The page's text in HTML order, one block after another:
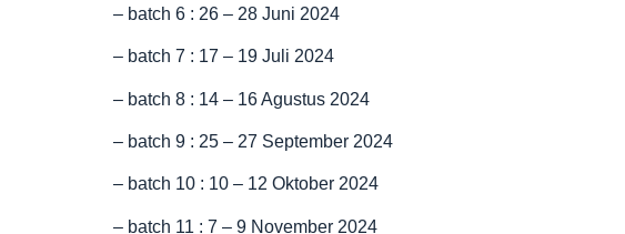
– batch 6 : 26 – 28 Juni 2024
– batch 7 : 17 – 19 Juli 2024
– batch 8 : 14 – 16 Agustus 2024
– batch 9 : 25 – 27 September 2024
– batch 10 : 10 – 12 Oktober 2024
– batch 11 : 7 – 9 November 2024